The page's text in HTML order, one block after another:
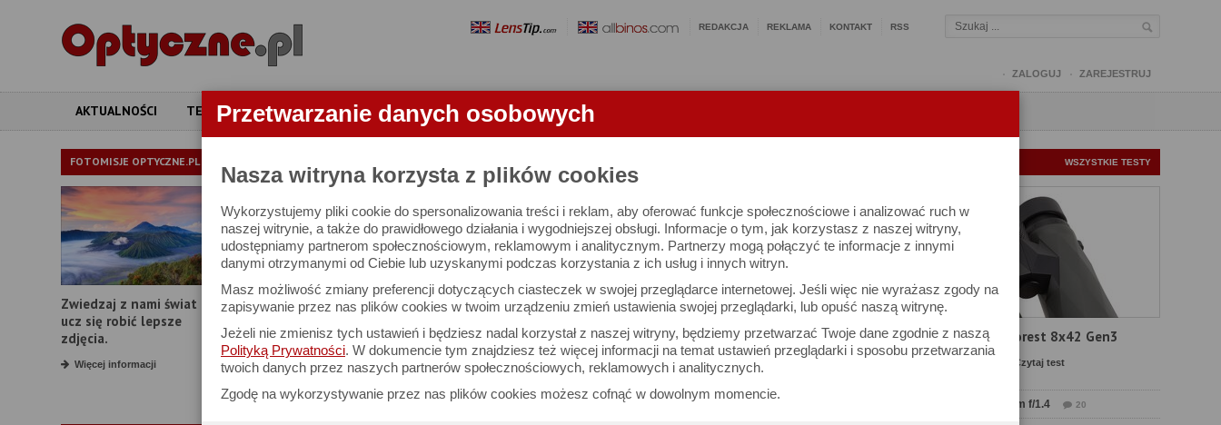
Przetwarzanie danych osobowych
Nasza witryna korzysta z plików cookies
Wykorzystujemy pliki cookie do spersonalizowania treści i reklam, aby oferować funkcje społecznościowe i analizować ruch w
naszej witrynie, a także do prawidłowego działania i wygodniejszej obsługi. Informacje o tym, jak korzystasz z naszej witryny,
udostępniamy partnerom społecznościowym, reklamowym i analitycznym. Partnerzy mogą połączyć te informacje z innymi
danymi otrzymanymi od Ciebie lub uzyskanymi podczas korzystania z ich usług i innych witryn.
Masz możliwość zmiany preferencji dotyczących ciasteczek w swojej przeglądarce internetowej. Jeśli więc nie wyrażasz zgody na
zapisywanie przez nas plików cookies w twoim urządzeniu zmień ustawienia swojej przeglądarki, lub opuść naszą witrynę.
Jeżeli nie zmienisz tych ustawień i będziesz nadal korzystał z naszej witryny, będziemy przetwarzać Twoje dane zgodnie z naszą
Polityką Prywatności. W dokumencie tym znajdziesz też więcej informacji na temat ustawień przeglądarki i sposobu przetwarzania
twoich danych przez naszych partnerów społecznościowych, reklamowych i analitycznych.
Zgodę na wykorzystywanie przez nas plików cookies możesz cofnąć w dowolnym momencie.
REDAKCJA REKLAMA KONTAKT RSS
ZALOGUJ ZAREJESTRUJ
AKTUALNOŚCI TESTY ARTYKUŁY APARATY OBIEKTYWY LORNETKI
FOTOMISJE OPTYCZNE.PL
Zwiedzaj z nami świat i
ucz się robić lepsze
zdjęcia.
Więcej informacji
APARATY
W bazie znajduje się 2455 aparatów i 10741 ocen.
Możesz też zrobić
własne porównanie aparatów
Porównaj aparaty
Proszę podać interesujące Cię parametry
Producent:
Model:
Rozdzielczość:
Zoom optyczny:
WSZYSTKIE TESTY
Test Delta Optical Forest 8x42 Gen3
Czytaj test
Test Sirui Aurora 35 mm f/1.4 20